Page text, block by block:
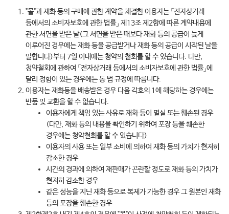
"몰"과 재화 등의 구매에 관한 계약을 체결한 이용자는 「전자상거래
등에서의 소비자보호에 관한 법률」 제13조 제2항에 따른 계약내용에
관한 서면을 받은 날(그 서면을 받은 때보다 재화 등의 공급이 늦게
이루어진 경우에는 재화 등을 공급받거나 재화 등의 공급이 시작된 날을
말합니다)부터 7일 이내에는 청약의 철회를 할 수 있습니다. 다만,
청약철회에 관하여 「전자상거래 등에서의 소비자보호에 관한 법률」에
달리 정함이 있는 경우에는 동 법 규정에 따릅니다.
이용자는 재화등을 배송받은 경우 다음 각호의 1에 해당하는 경우에는
반품 및 교환을 할 수 없습니다.
이용자에게 책임 있는 사유로 재화 등이 멸실 또는 훼손된 경우
(다만, 재화 등의 내용을 확인하기 위하여 포장 등을 훼손한
경우에는 청약철회를 할 수 있습니다)
이용자의 사용 또는 일부 소비에 의하여 재화 등의 가치가 현저히
감소한 경우
시간의 경과에 의하여 재판매가 곤란할 정도로 재화 등의 가치가
현저히 감소한 경우
같은 성능을 지닌 재화 등으로 복제가 가능한 경우 그 원본인 재화
등의 포장을 훼손한 경우